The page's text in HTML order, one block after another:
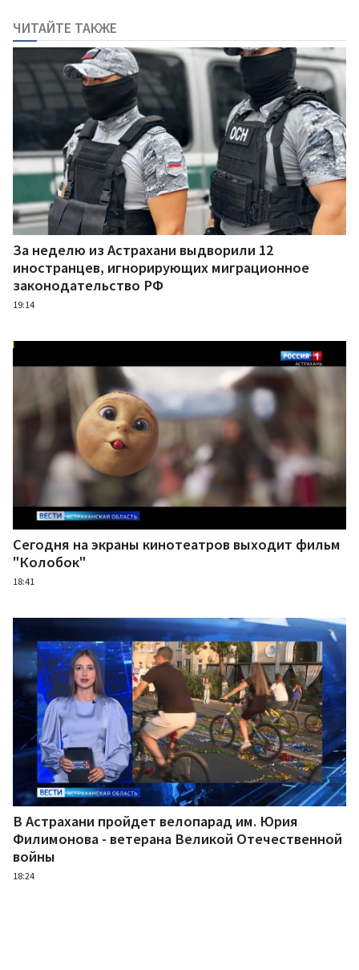
ЧИТАЙТЕ ТАКЖЕ
За неделю из Астрахани выдворили 12
иностранцев, игнорирующих миграционное
законодательство РФ
19:14
Сегодня на экраны кинотеатров выходит фильм
"Колобок"
18:41
В Астрахани пройдет велопарад им. Юрия
Филимонова - ветерана Великой Отечественной
войны
18:24